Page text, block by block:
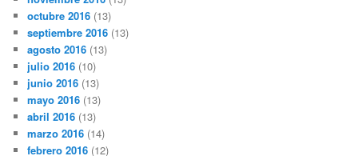
octubre 2016 (13)
septiembre 2016 (13)
agosto 2016 (13)
julio 2016 (10)
junio 2016 (13)
mayo 2016 (13)
abril 2016 (13)
marzo 2016 (14)
febrero 2016 (12)